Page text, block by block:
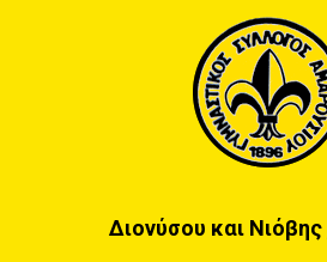
Διονύσου και